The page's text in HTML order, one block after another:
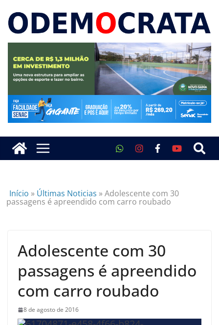
Início » Últimas Noticias »Adolescente com 30
passagens é apreendido com carro roubado
Adolescente com 30
passagens é apreendido
com carro roubado
8 de agosto de 2016